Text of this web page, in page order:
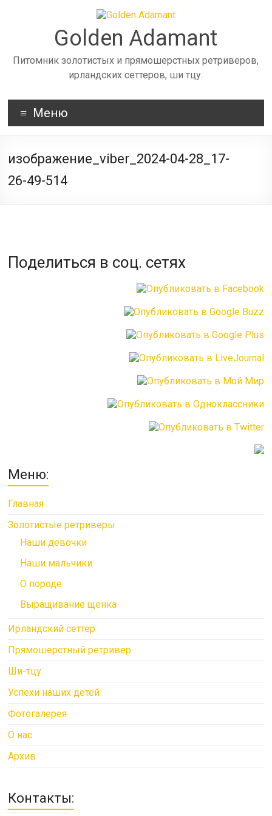
Golden Adamant
Питомник золотистых и прямошерстных ретриверов,
ирландских сеттеров, ши тцу.
Меню
изображение_viber_2024-04-28_17-
26-49-514
Поделиться в соц. сетях
Меню:
Главная
Золотистые ретриверы
Наши девочки
Наши мальчики
О породе
Выращивание щенка
Ирландский сеттер
Прямошерстный ретривер
Ши-тцу
Успехи наших детей
Фотогалерея
О нас
Архив
Контакты: